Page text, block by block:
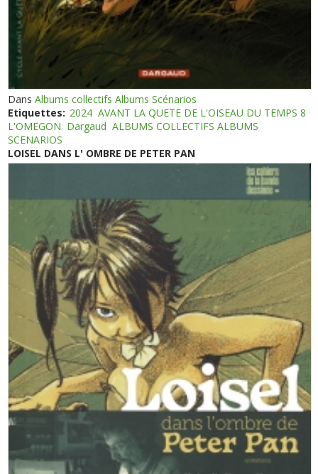
DansAlbums collectifs Albums Scénarios
Etiquettes: 2024 AVANT LA QUETE DE L'OISEAU DU TEMPS 8
L'OMEGON Dargaud ALBUMS COLLECTIFS ALBUMS
SCENARIOS
LOISEL DANS L' OMBRE DE PETER PAN